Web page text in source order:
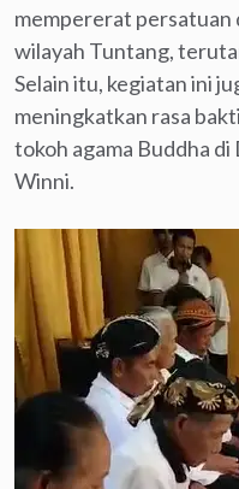
mempererat persatuan
wilayah Tuntang,
Selain itu, kegiatan ini
meningkatkan rasa
tokoh agama Buddha di
Winni.